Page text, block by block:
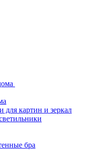
для картин и зеркал
бра